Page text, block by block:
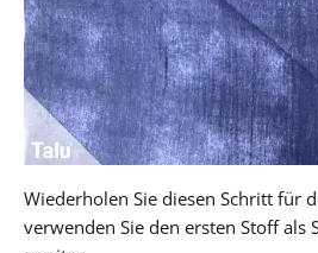
Wiederholen Sie diesen Schritt für
verwenden Sie den ersten Stoff als